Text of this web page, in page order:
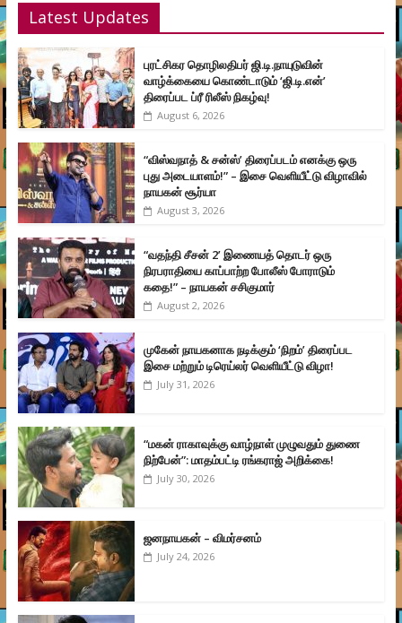
Latest Updates
புரட்சிகர தொழிலதிபர் ஜி.டி.நாயுடுவின்
வாழ்க்கையை கொண்டாடும் ‘ஜி.டி.என்’
திரைப்பட ப்ரீ ரிலீஸ் நிகழ்வு!
August 6, 2026
“விஸ்வநாத் & சன்ஸ்’ திரைப்படம் எனக்கு ஒரு
புது அடையாளம்!” – இசை வெளியீட்டு விழாவில்
நாயகன் சூர்யா
August 3, 2026
“வதந்தி சீசன் 2’ இணையத் தொடர் ஒரு
நிரபராதியை காப்பாற்ற போலீஸ் போராடும்
கதை!” – நாயகன் சசிகுமார்
August 2, 2026
முகேன் நாயகனாக நடிக்கும் ‘நிறம்’ திரைப்பட
இசை மற்றும் டிரெய்லர் வெளியீட்டு விழா!
July 31, 2026
“மகன் ராகாவுக்கு வாழ்நாள் முழுவதும் துணை
நிற்பேன்”: மாதம்பட்டி ரங்கராஜ் அறிக்கை!
July 30, 2026
ஜனநாயகன் – விமர்சனம்
July 24, 2026